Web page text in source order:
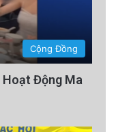
Cộng Đồng
Hoạt Động Ma